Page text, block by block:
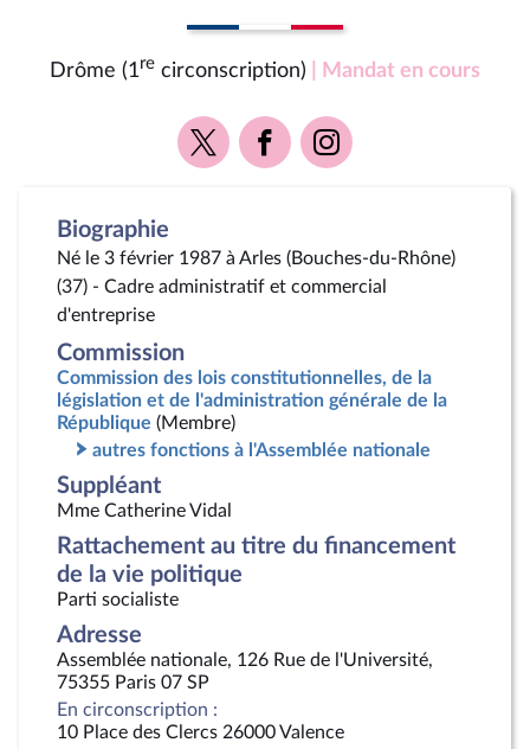
Drôme (1re circonscription) | Mandat en cours
Voir
la
Voir
la
Voir
la
Biographie
Né le 3 février 1987 à Arles (Bouches-du-Rhône)
(37) - Cadre administratif et commercial
d'entreprise
Commission
Commission des lois constitutionnelles, de la
législation et de l'administration générale de la
République (Membre)
autres fonctions à l'Assemblée nationale
Suppléant
Mme Catherine Vidal
Rattachement au titre du financement
de la vie politique
Parti socialiste
Adresse
Assemblée nationale, 126 Rue de l'Université,
75355 Paris 07 SP
En circonscription :
10 Place des Clercs 26000 Valence